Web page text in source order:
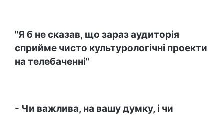
"Я б не сказав, що зараз аудиторія
сприйме чисто культурологічні проекти
на телебаченні"
- Чи важлива, на вашу думку, і чи